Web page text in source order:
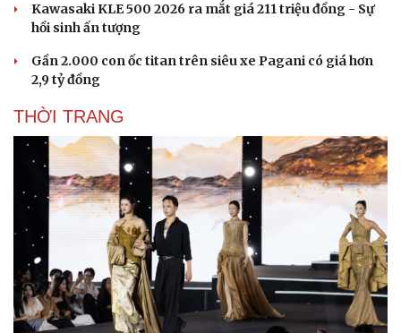
Kawasaki KLE 500 2026 ra mắt giá 211 triệu đồng - Sự
hồi sinh ấn tượng
Gần 2.000 con ốc titan trên siêu xe Pagani có giá hơn
2,9 tỷ đồng
THỜI TRANG